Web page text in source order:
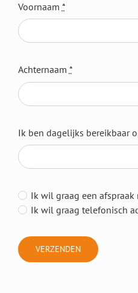
Voornaam *
Achternaam *
Ik ben dagelijks bereikbaar
Ik wil graag een afspraak
Ik wil graag telefonisch
VERZENDEN